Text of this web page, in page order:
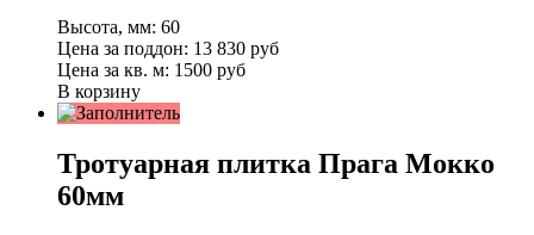
Высота, мм: 60
Цена за поддон: 13 830 руб
Цена за кв. м: 1500 руб
В корзину
Тротуарная плитка Прага Мокко
60мм